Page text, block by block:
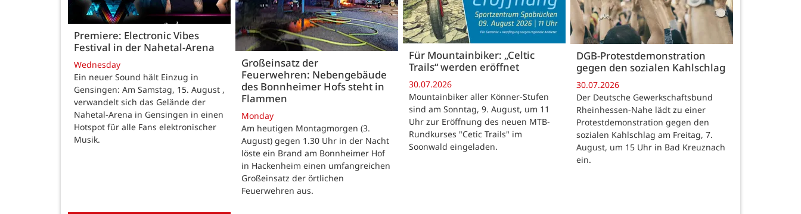
Premiere: Electronic Vibes
Festival in der Nahetal-Arena
Wednesday
Ein neuer Sound hält Einzug in
Gensingen: Am Samstag, 15. August ,
verwandelt sich das Gelände der
Nahetal-Arena in Gensingen in einen
Hotspot für alle Fans elektronischer
Musik.
Großeinsatz der
Feuerwehren: Nebengebäude
des Bonnheimer Hofs steht in
Flammen
Monday
Am heutigen Montagmorgen (3.
August) gegen 1.30 Uhr in der Nacht
löste ein Brand am Bonnheimer Hof
in Hackenheim einen umfangreichen
Großeinsatz der örtlichen
Feuerwehren aus.
Für Mountainbiker: „Celtic
Trails“ werden eröffnet
30.07.2026
Mountainbiker aller Könner-Stufen
sind am Sonntag, 9. August, um 11
Uhr zur Eröffnung des neuen MTB-
Rundkurses "Cetic Trails" im
Soonwald eingeladen.
DGB-Protestdemonstration
gegen den sozialen Kahlschlag
30.07.2026
Der Deutsche Gewerkschaftsbund
Rheinhessen-Nahe lädt zu einer
Protestdemonstration gegen den
sozialen Kahlschlag am Freitag, 7.
August, um 15 Uhr in Bad Kreuznach
ein.